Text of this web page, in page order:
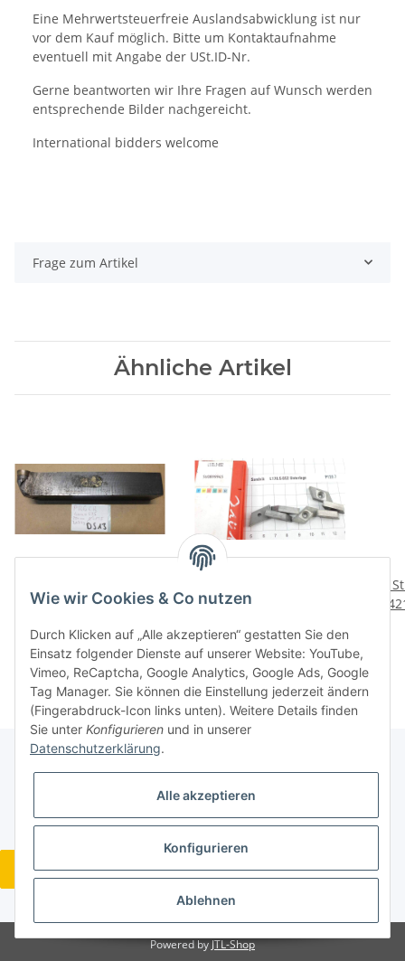
Eine Mehrwertsteuerfreie Auslandsabwicklung ist nur
vor dem Kauf möglich. Bitte um Kontaktaufnahme
eventuell mit Angabe der USt.ID-Nr.
Gerne beantworten wir Ihre Fragen auf Wunsch werden
entsprechende Bilder nachgereicht.
International bidders welcome
Frage zum Artikel
Ähnliche Artikel
4040S 25 Sandvik 250
kg DS13
Unterlage Sandvik NOS
P120-7
5
Gesetzliche Informationen
Widerrufsbutton
* Alle Preise inkl. gesetzlicher USt., zzgl.Versand
Powered byJTL-Shop
Wie wir Cookies & Co nutzen
Durch Klicken auf „Alle akzeptieren“ gestatten Sie den
Einsatz folgender Dienste auf unserer Website: YouTube,
Vimeo, ReCaptcha, Google Analytics, Google Ads, Google
Tag Manager. Sie können die Einstellung jederzeit ändern
(Fingerabdruck-Icon links unten). Weitere Details finden
Sie unter Konfigurieren und in unserer
Datenschutzerklärung.
Alle akzeptieren
Konfigurieren
Ablehnen